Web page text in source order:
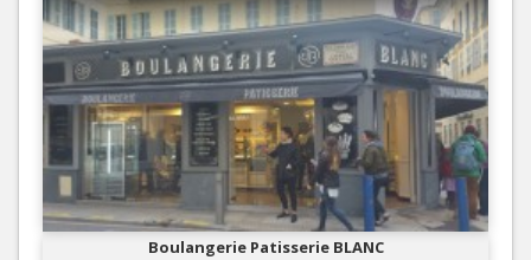
Boulangerie Patisserie BLANC